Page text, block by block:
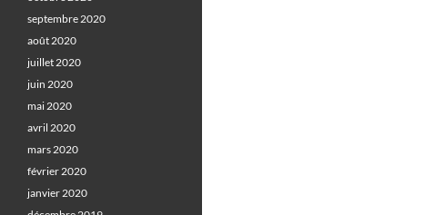
septembre 2020
août 2020
juillet 2020
juin 2020
mai 2020
avril 2020
mars 2020
février 2020
janvier 2020